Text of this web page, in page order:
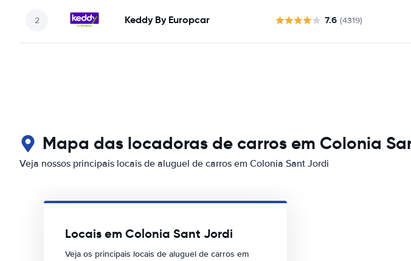
Keddy By Europcar 7.6 (4319)
Mapa das locadoras de carros em Colonia
Veja nossos principais locais de aluguel de carros em Colonia Sant Jordi
Locais em Colonia Sant Jordi
Veja os principais locais de aluguel de carros em